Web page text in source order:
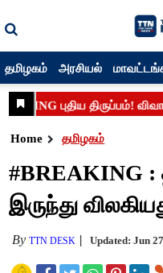
தமிழகம் அரசியல்
Home தமிழகம்
#BREAKING :
இருந்து
ByTTN DESK Updated: Jun